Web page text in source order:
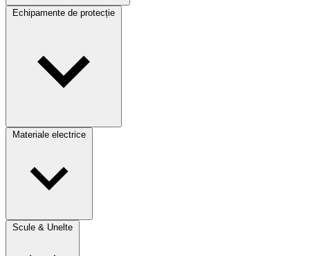
Echipamente de protecție
Materiale electrice
Scule & Unelte